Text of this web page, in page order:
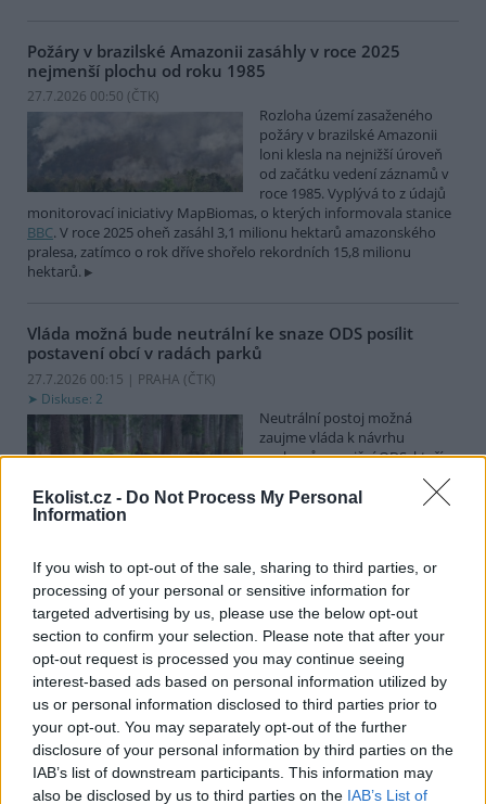
Ekolist.cz - Do Not Process My Personal
Information
If you wish to opt-out of the sale, sharing to third parties, or
processing of your personal or sensitive information for
targeted advertising by us, please use the below opt-out
section to confirm your selection. Please note that after your
opt-out request is processed you may continue seeing
interest-based ads based on personal information utilized by
us or personal information disclosed to third parties prior to
your opt-out. You may separately opt-out of the further
disclosure of your personal information by third parties on the
IAB’s list of downstream participants. This information may
also be disclosed by us to third parties on the IAB’s List of
Požáry v brazilské Amazonii zasáhly v roce 2025
nejmenší plochu od roku 1985
27.7.2026 00:50 (ČTK)
Rozloha území zasaženého
požáry v brazilské Amazonii
loni klesla na nejnižší úroveň
od začátku vedení záznamů v
roce 1985. Vyplývá to z údajů
monitorovací iniciativy MapBiomas, o kterých informovala stanice
BBC. V roce 2025 oheň zasáhl 3,1 milionu hektarů amazonského
pralesa, zatímco o rok dříve shořelo rekordních 15,8 milionu
hektarů.
Vláda možná bude neutrální ke snaze ODS posílit
postavení obcí v radách parků
27.7.2026 00:15 | PRAHA (ČTK)
Diskuse: 2
Neutrální postoj možná
zaujme vláda k návrhu
poslanců opoziční ODS, kteří
zástupců obcí a krajů v radách
národních parků. Vyplývá to z předkládací zprávy na vládním
lhůtě nedodalo. Kabinet se má novelou zabývat v pondělí. Jeho
postoj bude doporučením pro Sněmovnu, v níž má vládní koalice
většinu.
Na Hádecké planince u Brna obnovují ochránci
původní step, vrátí se tam i pastva
26.7.2026 17:25 | BRNO (
Zarostlou část Hádecké
planinky u Brna chtějí ochránci
vrátit do stavu ze 30. let
minulého století. V oblasti